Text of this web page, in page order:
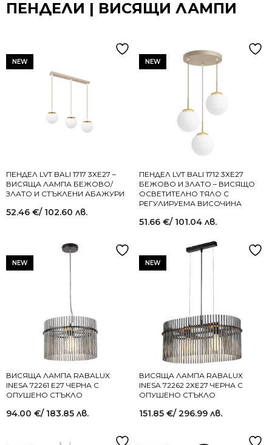
ПЕНДЕЛИ | ВИСЯЩИ ЛАМПИ
NEW
ПЕНДЕЛ LVT BALI 1717 3XE27 –
ВИСЯЩА ЛАМПА БЕЖОВО/
ЗЛАТО И СТЪКЛЕНИ АБАЖУРИ
52.46 €/ 102.60 лв.
NEW
ПЕНДЕЛ LVT BALI 1712 3XE27
БЕЖОВО И ЗЛАТО – ВИСЯЩО
ОСВЕТИТЕЛНО ТЯЛО С
РЕГУЛИРУЕМА ВИСОЧИНА
51.66 €/ 101.04 лв.
NEW
ВИСЯЩА ЛАМПА RABALUX
INESA 72261 E27 ЧЕРНА С
ОПУШЕНО СТЪКЛО
94.00 €/ 183.85 лв.
NEW
ВИСЯЩА ЛАМПА RABALUX
INESA 72262 2XE27 ЧЕРНА С
ОПУШЕНО СТЪКЛО
151.85 €/ 296.99 лв.